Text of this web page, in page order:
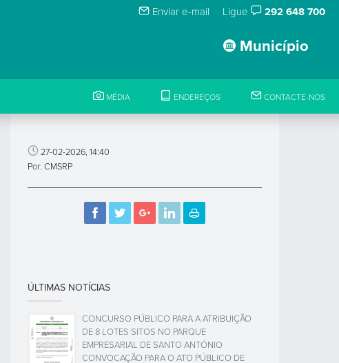
Enviar e-mail Ligue 292 648 700
Município
MÉDIA ENDEREÇOS CONTACTE-NOS
27-02-2026, 14:40
Por: CMSRP
ÚLTIMAS NOTÍCIAS
CONCURSO PÚBLICO PARA A ATRIBUIÇÃO
DE 8 LOTES SITOS NO PARQUE
EMPRESARIAL DE SANTO ANTÓNIO
CONVOCAÇÃO PARA O ATO PÚBLICO DE